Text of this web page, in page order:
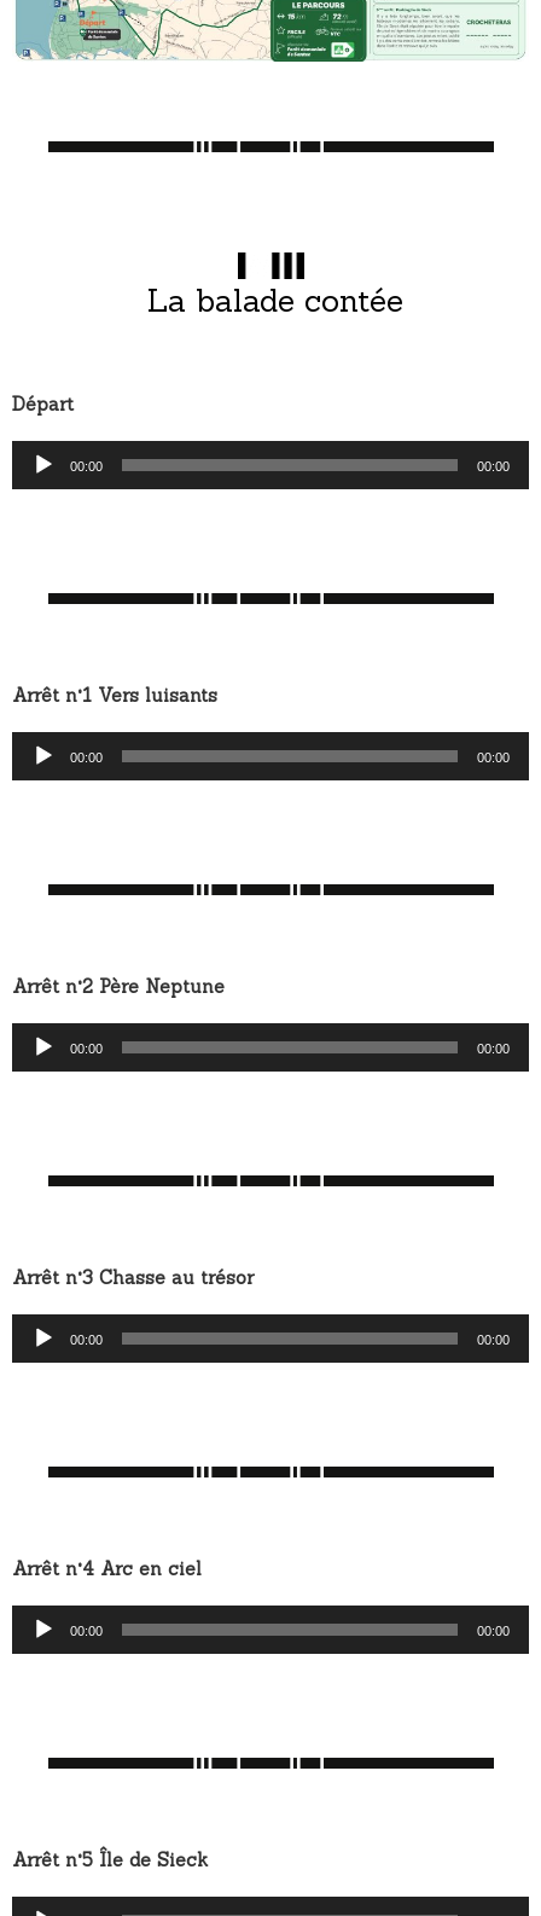
La balade contée
Départ
Lecteur
audio
00:00 00:00
Arrêt n°1 Vers luisants
Lecteur
audio
00:00 00:00
Arrêt n°2 Père Neptune
Lecteur
audio
00:00 00:00
Arrêt n°3 Chasse au trésor
Lecteur
audio
00:00 00:00
Arrêt n°4 Arc en ciel
Lecteur
audio
00:00 00:00
Arrêt n°5 Île de Sieck